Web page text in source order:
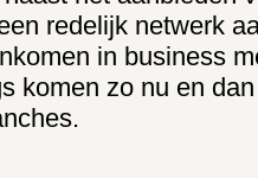
redelijk netwerk
in business
komen zo nu en